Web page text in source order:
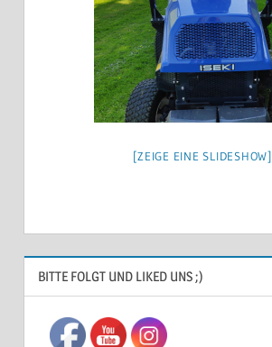
[ZEIGE EINE SLIDESHOW]
BITTE FOLGT UND LIKED UNS ;)